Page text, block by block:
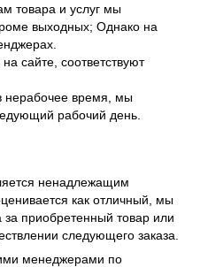
товара и услуг мы
выходных; Однако на
сайте, соответствуют
нерабочее время, мы
рабочий день.
ненадлежащим
как отличный, мы
за приобретенный товар или
следующего заказа.
менеджерами по